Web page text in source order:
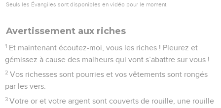
Seuls les Évangiles sont disponibles en vidéo pour le moment.
Avertissement aux riches
1 Et maintenant écoutez-moi, vous les riches ! Pleurez et
gémissez à cause des malheurs qui vont s’abattre sur vous !
2 Vos richesses sont pourries et vos vêtements sont rongés
par les vers.
3 Votre or et votre argent sont couverts de rouille, une rouille